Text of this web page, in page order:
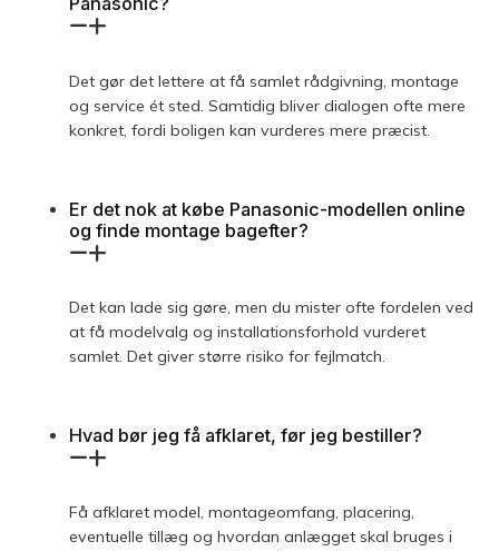
Det gør det lettere at få samlet rådgivning, montage
og service ét sted. Samtidig bliver dialogen ofte mere
konkret, fordi boligen kan vurderes mere præcist.
Er det nok at købe Panasonic-modellen online
og finde montage bagefter?
Det kan lade sig gøre, men du mister ofte fordelen ved
at få modelvalg og installationsforhold vurderet
samlet. Det giver større risiko for fejlmatch.
Hvad bør jeg få afklaret, før jeg bestiller?
Få afklaret model, montageomfang, placering,
eventuelle tillæg og hvordan anlægget skal bruges i